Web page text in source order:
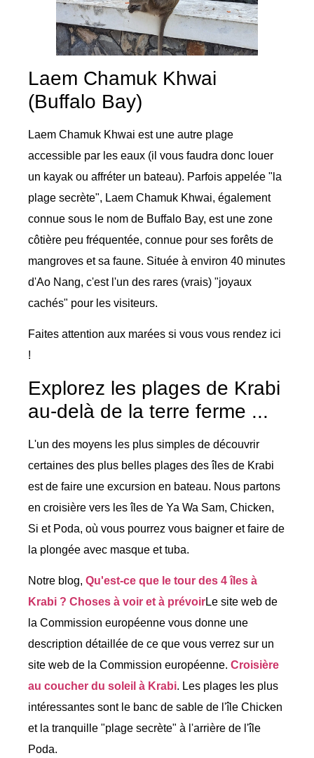
Laem Chamuk Khwai
(Buffalo Bay)
Laem Chamuk Khwai est une autre plage
accessible par les eaux (il vous faudra donc louer
un kayak ou affréter un bateau). Parfois appelée "la
plage secrète", Laem Chamuk Khwai, également
connue sous le nom de Buffalo Bay, est une zone
côtière peu fréquentée, connue pour ses forêts de
mangroves et sa faune. Située à environ 40 minutes
d'Ao Nang, c'est l'un des rares (vrais) "joyaux
cachés" pour les visiteurs.
Faites attention aux marées si vous vous rendez ici
!
Explorez les plages de Krabi
au-delà de la terre ferme ...
L'un des moyens les plus simples de découvrir
certaines des plus belles plages des îles de Krabi
est de faire une excursion en bateau. Nous partons
en croisière vers les îles de Ya Wa Sam, Chicken,
Si et Poda, où vous pourrez vous baigner et faire de
la plongée avec masque et tuba.
Notre blog, Qu'est-ce que le tour des 4 îles à
Krabi ? Choses à voir et à prévoirLe site web de
la Commission européenne vous donne une
description détaillée de ce que vous verrez sur un
site web de la Commission européenne. Croisière
au coucher du soleil à Krabi. Les plages les plus
intéressantes sont le banc de sable de l'île Chicken
et la tranquille "plage secrète" à l'arrière de l'île
Poda.